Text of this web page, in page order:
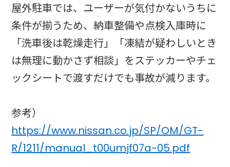
屋外駐車では、ユーザーが気付かないうちに
条件が揃うため、納車整備や点検入庫時に
「洗車後は乾燥走行」「凍結が疑わしいとき
は無理に動かさず相談」をステッカーやチェ
ックシートで渡すだけでも事故が減ります。
参考）
https://www.nissan.co.jp/SP/OM/GT-
R/1211/manual_t00umjf07a-05.pdf